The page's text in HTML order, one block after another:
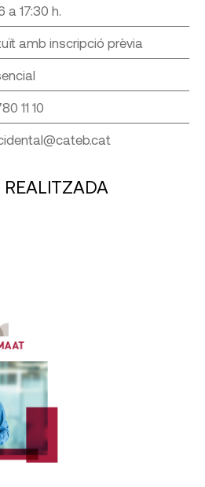
a 17:30 h.
amb inscripció prèvia
11 10
REALITZADA